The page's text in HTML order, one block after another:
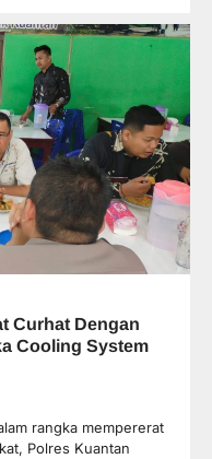
Curhat Dengan
Cooling System
rangka mempererat
Polres Kuantan